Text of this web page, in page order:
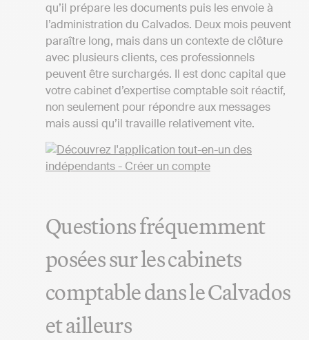
qu’il prépare les documents puis les envoie à
l’administration du Calvados. Deux mois peuvent
paraître long, mais dans un contexte de clôture
avec plusieurs clients, ces professionnels
peuvent être surchargés. Il est donc capital que
votre cabinet d’expertise comptable soit réactif,
non seulement pour répondre aux messages
mais aussi qu’il travaille relativement vite.
Questions fréquemment
posées sur les cabinets
comptable dans le Calvados
et ailleurs